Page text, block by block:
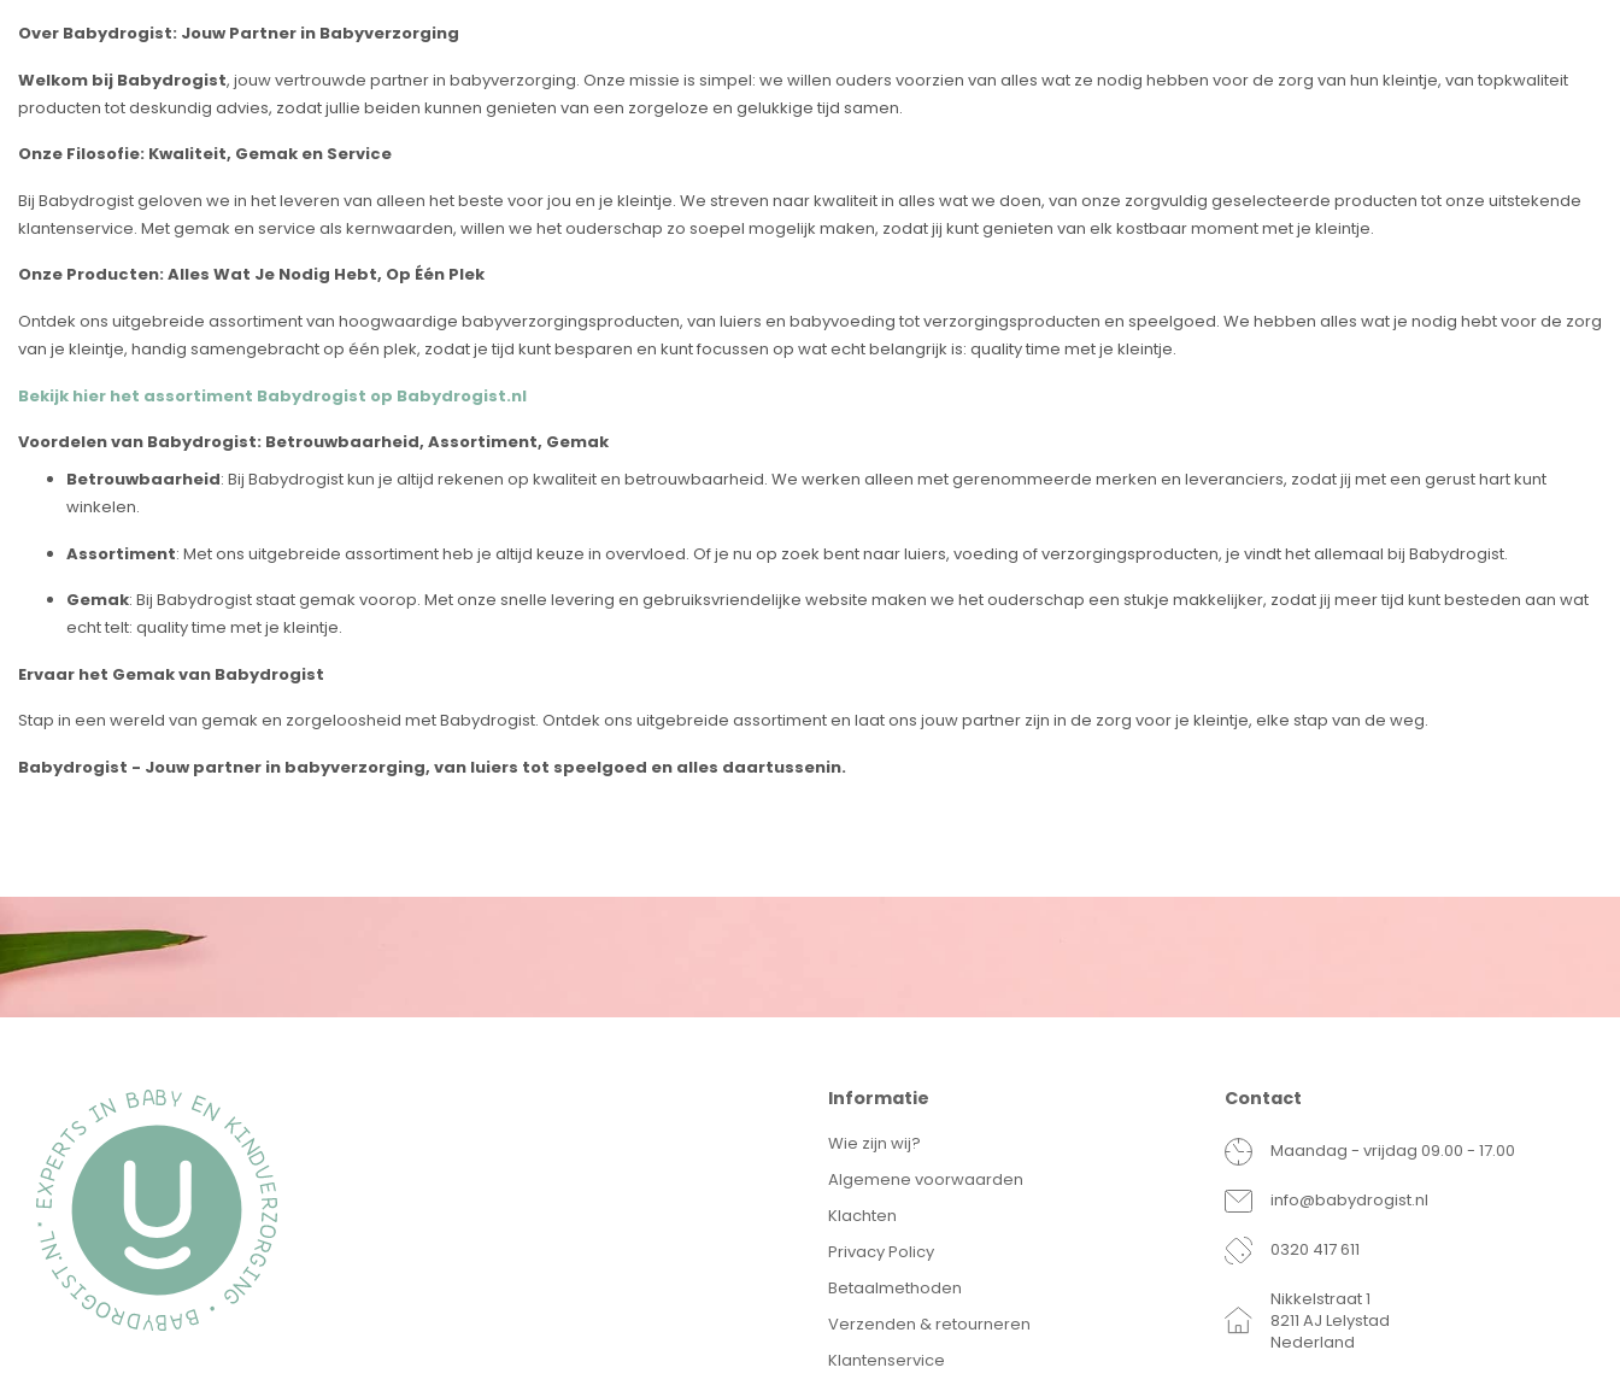
Over Babydrogist: Jouw Partner in Babyverzorging
Welkom bij Babydrogist, jouw vertrouwde partner in babyverzorging. Onze missie is simpel: we willen ouders voorzien van alles wat ze nodig hebben voor de zorg van hun kleintje, van topkwaliteit
producten tot deskundig advies, zodat jullie beiden kunnen genieten van een zorgeloze en gelukkige tijd samen.
Onze Filosofie: Kwaliteit, Gemak en Service
Bij Babydrogist geloven we in het leveren van alleen het beste voor jou en je kleintje. We streven naar kwaliteit in alles wat we doen, van onze zorgvuldig geselecteerde producten tot onze uitstekende
klantenservice. Met gemak en service als kernwaarden, willen we het ouderschap zo soepel mogelijk maken, zodat jij kunt genieten van elk kostbaar moment met je kleintje.
Onze Producten: Alles Wat Je Nodig Hebt, Op Één Plek
Ontdek ons uitgebreide assortiment van hoogwaardige babyverzorgingsproducten, van luiers en babyvoeding tot verzorgingsproducten en speelgoed. We hebben alles wat je nodig hebt voor de zorg
van je kleintje, handig samengebracht op één plek, zodat je tijd kunt besparen en kunt focussen op wat echt belangrijk is: quality time met je kleintje.
Bekijk hier het assortiment Babydrogist op Babydrogist.nl
Voordelen van Babydrogist: Betrouwbaarheid, Assortiment, Gemak
Betrouwbaarheid: Bij Babydrogist kun je altijd rekenen op kwaliteit en betrouwbaarheid. We werken alleen met gerenommeerde merken en leveranciers, zodat jij met een gerust hart kunt
winkelen.
Assortiment: Met ons uitgebreide assortiment heb je altijd keuze in overvloed. Of je nu op zoek bent naar luiers, voeding of verzorgingsproducten, je vindt het allemaal bij Babydrogist.
Gemak: Bij Babydrogist staat gemak voorop. Met onze snelle levering en gebruiksvriendelijke website maken we het ouderschap een stukje makkelijker, zodat jij meer tijd kunt besteden aan wat
echt telt: quality time met je kleintje.
Ervaar het Gemak van Babydrogist
Stap in een wereld van gemak en zorgeloosheid met Babydrogist. Ontdek ons uitgebreide assortiment en laat ons jouw partner zijn in de zorg voor je kleintje, elke stap van de weg.
Babydrogist - Jouw partner in babyverzorging, van luiers tot speelgoed en alles daartussenin.
Informatie
Wie zijn wij?
Algemene voorwaarden
Klachten
Privacy Policy
Betaalmethoden
Verzenden & retourneren
Klantenservice
Contact
Maandag - vrijdag 09.00 - 17.00
info@babydrogist.nl
0320 417 611
Nikkelstraat 1
8211 AJ Lelystad
Nederland